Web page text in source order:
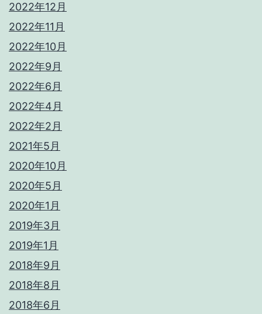
2022年12月
2022年11月
2022年10月
2022年9月
2022年6月
2022年4月
2022年2月
2021年5月
2020年10月
2020年5月
2020年1月
2019年3月
2019年1月
2018年9月
2018年8月
2018年6月